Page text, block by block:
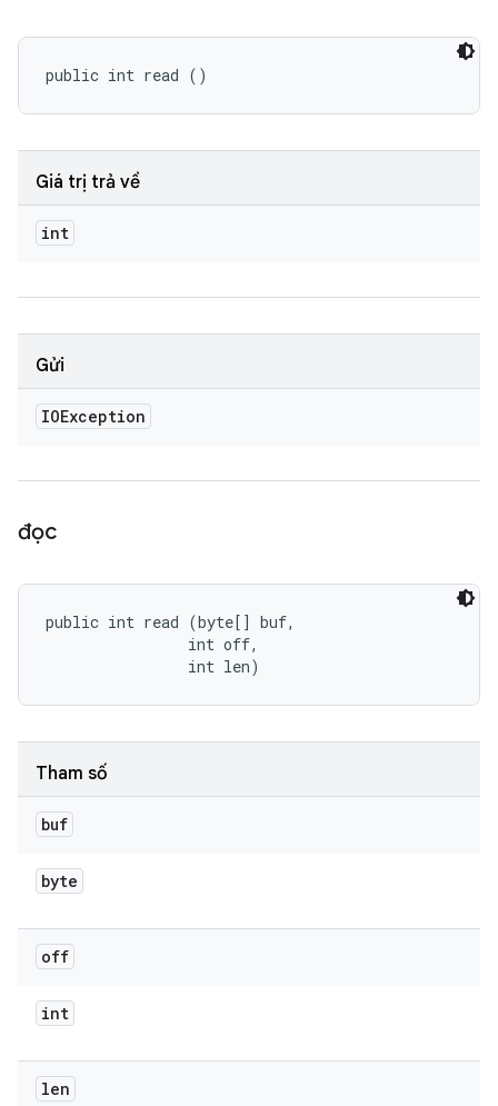
public int read ()
Giá trị trả về
int
Gửi
IOException
đọc
public int read (byte[] buf,
                int off,
                int len)
Tham số
buf
byte
off
int
len